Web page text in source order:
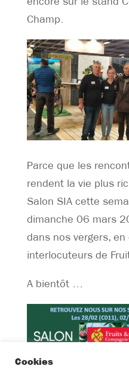
Champ.
Parce que les
rendent la vie plus
Salon SIA cette
dimanche 06 mars
dans nos vergers,
interlocuteurs de
A bientôt …
Cookies